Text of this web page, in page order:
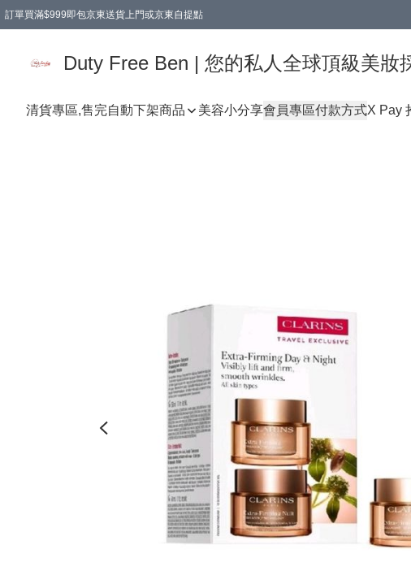
訂單買滿$999即包京東送貨上門或京東自提點
Duty Free Ben | 您的私人全球頂級美妝
清貨專區,售完自動下架商品 美容小分享會員專區付款方式X Pay